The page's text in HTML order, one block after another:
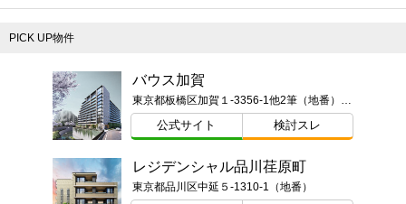
PICK UP物件
バウス加賀
東京都板橋区加賀１-3356-1他2筆（地番）ほか
公式サイト 検討スレ
レジデンシャル品川荏原町
東京都品川区中延５-1310-1（地番）